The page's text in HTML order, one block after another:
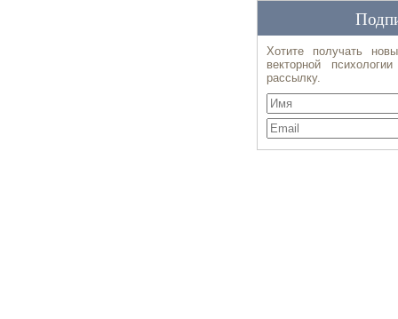
Хотите получать
векторной
рассылку.